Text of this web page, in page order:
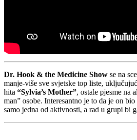
Dr. Hook & the Medicine Show se na
manje-više sve svjetske top liste,
hita “Sylvia’s Mother”, ostale pjesme na
man” osobe. Interesantno je to da je on
samo jedna od aktivnosti, a rad u grupi bi